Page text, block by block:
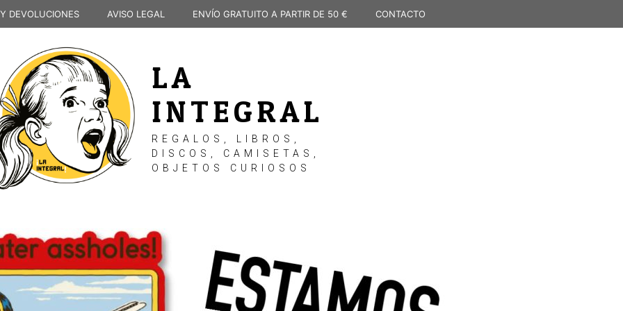
DEVOLUCIONES AVISO LEGAL ENVÍO GRATUITO A PARTIR DE 50 € CONTACTO
LA
INTEGRAL
REGALOS, LIBROS,
DISCOS, CAMISETAS,
OBJETOS CURIOSOS